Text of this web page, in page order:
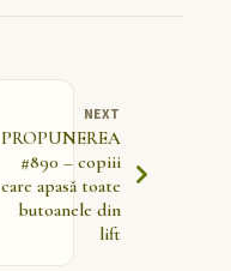
NEXT
PROPUNEREA
#890 – copiii
care apasă toate
butoanele din
lift